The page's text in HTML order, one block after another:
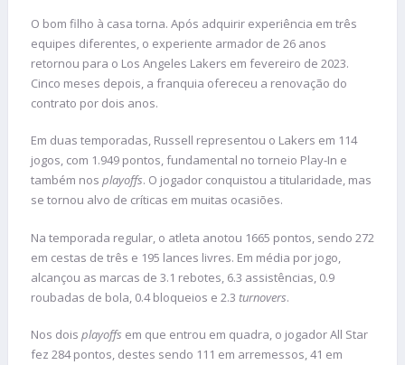
O bom filho à casa torna. Após adquirir experiência em três
equipes diferentes, o experiente armador de 26 anos
retornou para o Los Angeles Lakers em fevereiro de 2023.
Cinco meses depois, a franquia ofereceu a renovação do
contrato por dois anos.
Em duas temporadas, Russell representou o Lakers em 114
jogos, com 1.949 pontos, fundamental no torneio Play-In e
também nos playoffs. O jogador conquistou a titularidade, mas
se tornou alvo de críticas em muitas ocasiões.
Na temporada regular, o atleta anotou 1665 pontos, sendo 272
em cestas de três e 195 lances livres. Em média por jogo,
alcançou as marcas de 3.1 rebotes, 6.3 assistências, 0.9
roubadas de bola, 0.4 bloqueios e 2.3 turnovers.
Nos dois playoffs em que entrou em quadra, o jogador All Star
fez 284 pontos, destes sendo 111 em arremessos, 41 em